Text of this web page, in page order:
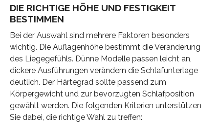
DIE RICHTIGE HÖHE UND FESTIGKEIT
BESTIMMEN
Bei der Auswahl sind mehrere Faktoren besonders
wichtig. Die Auflagenhöhe bestimmt die Veränderung
des Liegegefühls. Dünne Modelle passen leicht an,
dickere Ausführungen verändern die Schlafunterlage
deutlich. Der Härtegrad sollte passend zum
Körpergewicht und zur bevorzugten Schlafposition
gewählt werden. Die folgenden Kriterien unterstützen
Sie dabei, die richtige Wahl zu treffen: